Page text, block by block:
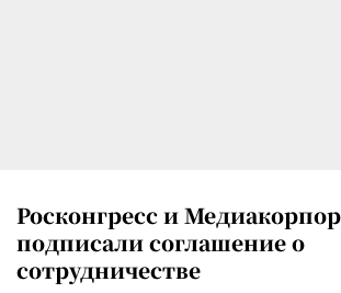
Росконгресс и
подписали соглашение о
сотрудничестве